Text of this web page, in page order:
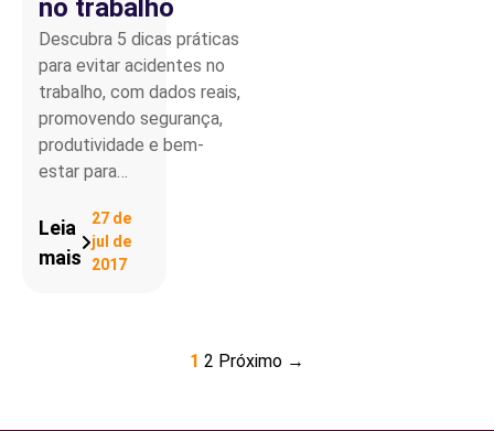
no trabalho
Descubra 5 dicas práticas
para evitar acidentes no
trabalho, com dados reais,
promovendo segurança,
produtividade e bem-
estar para…
Leia
mais
27 de
jul de
2017
1 2 Próximo →